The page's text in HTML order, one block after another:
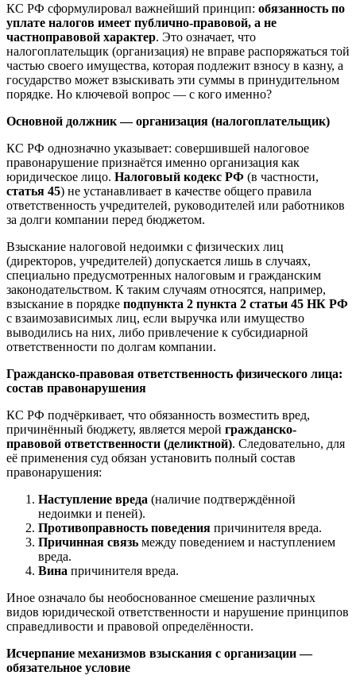
КС РФ сформулировал важнейший принцип: обязанность по
уплате налогов имеет публично-правовой, а не
частноправовой характер. Это означает, что
налогоплательщик (организация) не вправе распоряжаться той
частью своего имущества, которая подлежит взносу в казну, а
государство может взыскивать эти суммы в принудительном
порядке. Но ключевой вопрос — с кого именно?
Основной должник — организация (налогоплательщик)
КС РФ однозначно указывает: совершившей налоговое
правонарушение признаётся именно организация как
юридическое лицо. Налоговый кодекс РФ (в частности,
статья 45) не устанавливает в качестве общего правила
ответственность учредителей, руководителей или работников
за долги компании перед бюджетом.
Взыскание налоговой недоимки с физических лиц
(директоров, учредителей) допускается лишь в случаях,
специально предусмотренных налоговым и гражданским
законодательством. К таким случаям относятся, например,
взыскание в порядке подпункта 2 пункта 2 статьи 45 НК РФ
с взаимозависимых лиц, если выручка или имущество
выводились на них, либо привлечение к субсидиарной
ответственности по долгам компании.
Гражданско-правовая ответственность физического лица:
состав правонарушения
КС РФ подчёркивает, что обязанность возместить вред,
причинённый бюджету, является мерой гражданско-
правовой ответственности (деликтной). Следовательно, для
её применения суд обязан установить полный состав
правонарушения:
Наступление вреда (наличие подтверждённой
недоимки и пеней).
Противоправность поведения причинителя вреда.
Причинная связь между поведением и наступлением
вреда.
Вина причинителя вреда.
Иное означало бы необоснованное смешение различных
видов юридической ответственности и нарушение принципов
справедливости и правовой определённости.
Исчерпание механизмов взыскания с организации —
обязательное условие